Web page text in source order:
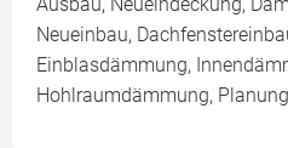
Neueinbau,
Einblasdämmung,
Hohlraumdämmung,